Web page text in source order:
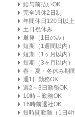
給与前払いOK
完全週休2日制
年間休日120日以上
土日祝休み
単発（1日のみ）
短期（1週間以内）
短期（1ヶ月以内）
短期（3ヶ月以内）
春・夏・冬休み期
週1日勤務OK
週2～3日勤務OK
10時～勤務OK
16時前退社OK
短時間勤務（1日